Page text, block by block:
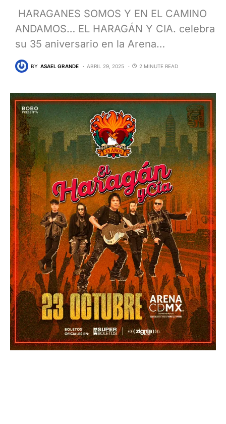
HARAGANES SOMOS Y EN EL CAMINO
ANDAMOS… EL HARAGÁN Y CIA. celebra
su 35 aniversario en la Arena…
BY ASAEL GRANDE ABRIL 29, 2025 2 MINUTE READ